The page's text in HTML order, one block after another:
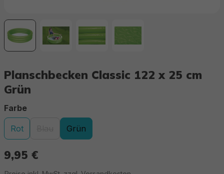
Planschbecken Classic 122 x 25 cm
Grün
9,95 €
Farbeauswählen
Rot
(Diese Option ist zurzeit nicht verfügbar.)
Grün